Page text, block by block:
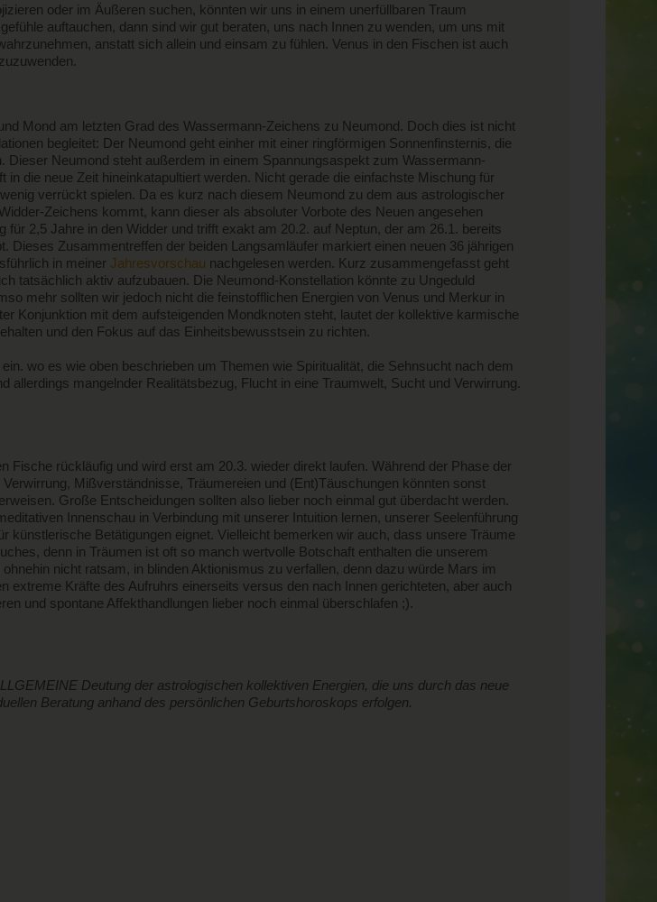
oder im Äußeren suchen, könnten wir uns in einem unerfüllbaren Traum
auftauchen, dann sind wir gut beraten, uns nach Innen zu wenden, um uns mit
anstatt sich allein und einsam zu fühlen. Venus in den Fischen ist auch
Mond am letzten Grad des Wassermann-Zeichens zu Neumond. Doch dies ist nicht
begleitet: Der Neumond geht einher mit einer ringförmigen Sonnenfinsternis, die
Neumond steht außerdem in einem Spannungsaspekt zum Wassermann-
die neue Zeit hineinkatapultiert werden. Nicht gerade die einfachste Mischung für
verrückt spielen. Da es kurz nach diesem Neumond zu dem aus astrologischer
Zeichens kommt, kann dieser als absoluter Vorbote des Neuen angesehen
2,5 Jahre in den Widder und trifft exakt am 20.2. auf Neptun, der am 26.1. bereits
Dieses Zusammentreffen der beiden Langsamläufer markiert einen neuen 36 jährigen
in meiner Jahresvorschau nachgelesen werden. Kurz zusammengefasst geht
tatsächlich aktiv aufzubauen. Die Neumond-Konstellation könnte zu Ungeduld
mehr sollten wir jedoch nicht die feinstofflichen Energien von Venus und Merkur in
Konjunktion mit dem aufsteigenden Mondknoten steht, lautet der kollektive karmische
und den Fokus auf das Einheitsbewusstsein zu richten.
wo es wie oben beschrieben um Themen wie Spiritualität, die Sehnsucht nach dem
mangelnder Realitätsbezug, Flucht in eine Traumwelt, Sucht und Verwirrung.
rückläufig und wird erst am 20.3. wieder direkt laufen. Während der Phase der
Mißverständnisse, Träumereien und (Ent)Täuschungen könnten sonst
Große Entscheidungen sollten also lieber noch einmal gut überdacht werden.
Innenschau in Verbindung mit unserer Intuition lernen, unserer Seelenführung
Betätigungen eignet. Vielleicht bemerken wir auch, dass unsere Träume
denn in Träumen ist oft so manch wertvolle Botschaft enthalten die unserem
nicht ratsam, in blinden Aktionismus zu verfallen, denn dazu würde Mars im
Kräfte des Aufruhrs einerseits versus den nach Innen gerichteten, aber auch
und spontane Affekthandlungen lieber noch einmal überschlafen ;).
Deutung der astrologischen kollektiven Energien, die uns durch das neue
Beratung anhand des persönlichen Geburtshoroskops erfolgen.